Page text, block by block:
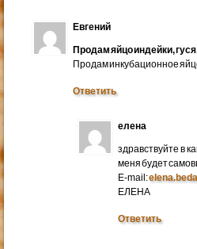
Евгений
Продам яйцо индейки,
Продам инкубационное
Ответить
елена
здравствуйте в
меня будет
E-mail:
ЕЛЕНА
Ответить